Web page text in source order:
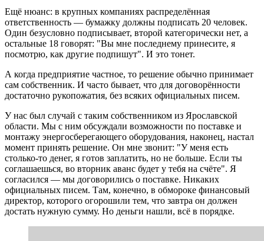
Ещё нюанс: в крупных компаниях распределённая
ответственность — бумажку должны подписать 20 человек.
Один безусловно подписывает, второй категорически нет, а
остальные 18 говорят: "Вы мне последнему принесите, я
посмотрю, как другие подпишут". И это тонет.
А когда предприятие частное, то решение обычно принимает
сам собственник. И часто бывает, что для договорённости
достаточно рукопожатия, без всяких официальных писем.
У нас был случай с таким собственником из Ярославской
области. Мы с ним обсуждали возможности по поставке и
монтажу энергосберегающего оборудования, наконец, настал
момент принять решение. Он мне звонит: "У меня есть
столько-то денег, я готов заплатить, но не больше. Если ты
соглашаешься, во вторник аванс будет у тебя на счёте". Я
согласился — мы договорились о поставке. Никаких
официальных писем. Там, конечно, в обмороке финансовый
директор, которого огорошили тем, что завтра он должен
достать нужную сумму. Но деньги нашли, всё в порядке.